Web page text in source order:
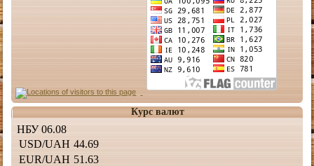
Курс валют